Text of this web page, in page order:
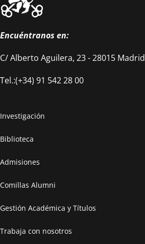
Encuéntranos en:
C/ Alberto Aguilera, 23 - 28015 Madrid
Tel.:(+34) 91 542 28 00
Investigación
Biblioteca
Admisiones
Comillas Alumni
Gestión Académica y Títulos
Trabaja con nosotros